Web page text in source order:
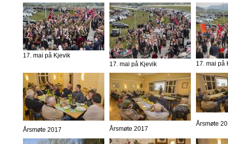
17. mai på Kjevik
17. mai på Kjevik
17. mai på
Årsmøte 2017 Årsmøte 2017
Årsmøte